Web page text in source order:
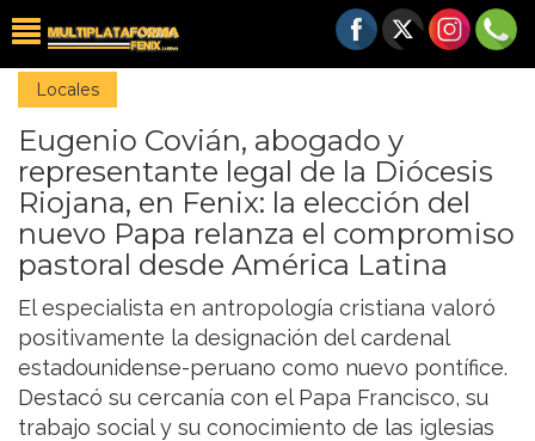
Locales
Eugenio Covián, abogado y
representante legal de la Diócesis
Riojana, en Fenix: la elección del
nuevo Papa relanza el compromiso
pastoral desde América Latina
El especialista en antropología cristiana valoró
positivamente la designación del cardenal
estadounidense-peruano como nuevo pontífice.
Destacó su cercanía con el Papa Francisco, su
trabajo social y su conocimiento de las iglesias